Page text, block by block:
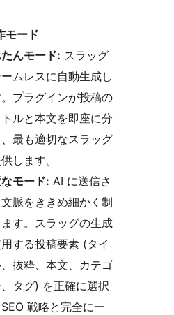
モード
んモード: スラッグ
ムレスに自動生成し
。プラグインが投稿の
ルと本文を即座に分
最も適切なスラッグ
します。
モード: AI に送信さ
脈をききめ細かく制
す。スラッグの生成
する投稿要素 (タイ
、抜粋、本文、カテゴ
、タグ) を正確に選択
SEO 戦略と完全に一